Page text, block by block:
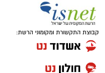
קבוצת התקשורת ומקומוני הרשת: